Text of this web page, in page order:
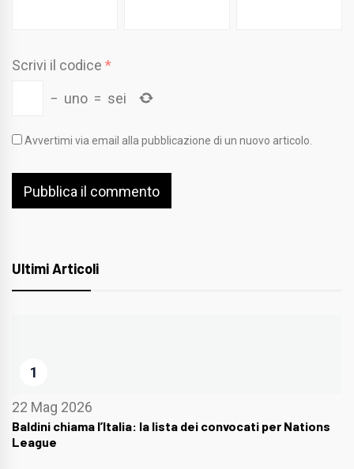
Scrivi il codice *
− uno = sei
Avvertimi via email alla pubblicazione di un nuovo articolo.
Ultimi Articoli
1
22 Mag 2026
Baldini chiama l’Italia: la lista dei convocati per Nations
League